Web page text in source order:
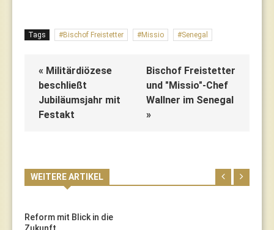
Tags Bischof Freistetter Missio Senegal
« Militärdiözese
beschließt
Jubiläumsjahr mit
Festakt
Bischof Freistetter
und "Missio"-Chef
Wallner im Senegal
»
WEITERE ARTIKEL
Reform mit Blick in die
Zukunft